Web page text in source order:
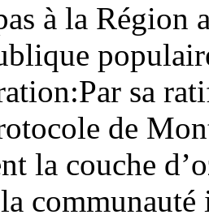
à la
Par sa
de
la couche